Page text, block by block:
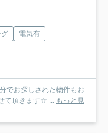
グ
電気有
でお探しされた物件もお
て頂きます☆ ... もっと見